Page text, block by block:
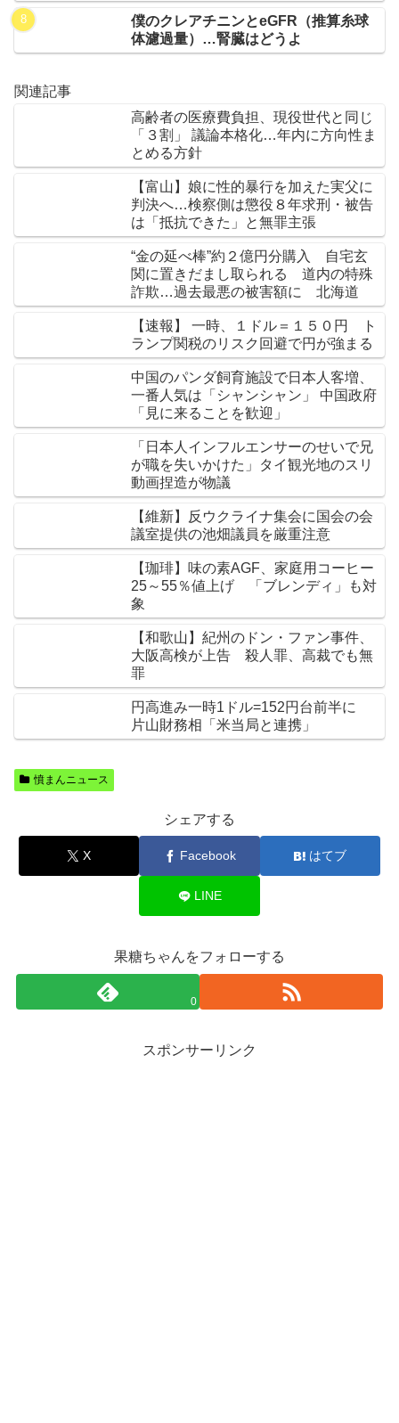
僕のクレアチニンとeGFR（推算糸球
体濾過量）…腎臓はどうよ
関連記事
高齢者の医療費負担、現役世代と同じ
「３割」 議論本格化…年内に方向性ま
とめる方針
【富山】娘に性的暴行を加えた実父に
判決へ…検察側は懲役８年求刑・被告
は「抵抗できた」と無罪主張
“金の延べ棒”約２億円分購入 自宅玄
関に置きだまし取られる 道内の特殊
詐欺…過去最悪の被害額に 北海道
【速報】 一時、１ドル＝１５０円 ト
ランプ関税のリスク回避で円が強まる
中国のパンダ飼育施設で日本人客増、
一番人気は「シャンシャン」 中国政府
「見に来ることを歓迎」
「日本人インフルエンサーのせいで兄
が職を失いかけた」タイ観光地のスリ
動画捏造が物議
【維新】反ウクライナ集会に国会の会
議室提供の池畑議員を厳重注意
【珈琲】味の素AGF、家庭用コーヒー
25～55％値上げ 「ブレンディ」も対
象
【和歌山】紀州のドン・ファン事件、
大阪高検が上告 殺人罪、高裁でも無
罪
円高進み一時1ドル=152円台前半に
片山財務相「米当局と連携」
憤まんニュース
シェアする
X Facebook はてブ
LINE
果糖ちゃんをフォローする
0
スポンサーリンク